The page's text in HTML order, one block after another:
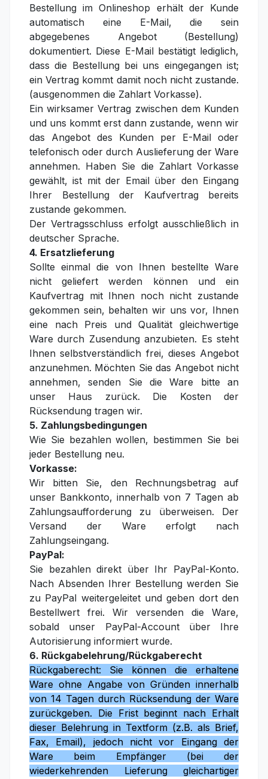
Bestellung im Onlineshop erhält der Kunde
automatisch eine E-Mail, die sein
abgegebenes Angebot (Bestellung)
dokumentiert. Diese E-Mail bestätigt lediglich,
dass die Bestellung bei uns eingegangen ist;
ein Vertrag kommt damit noch nicht zustande.
(ausgenommen die Zahlart Vorkasse).
Ein wirksamer Vertrag zwischen dem Kunden
und uns kommt erst dann zustande, wenn wir
das Angebot des Kunden per E-Mail oder
telefonisch oder durch Auslieferung der Ware
annehmen. Haben Sie die Zahlart Vorkasse
gewählt, ist mit der Email über den Eingang
Ihrer Bestellung der Kaufvertrag bereits
zustande gekommen.
Der Vertragsschluss erfolgt ausschließlich in
deutscher Sprache.
4. Ersatzlieferung
Sollte einmal die von Ihnen bestellte Ware
nicht geliefert werden können und ein
Kaufvertrag mit Ihnen noch nicht zustande
gekommen sein, behalten wir uns vor, Ihnen
eine nach Preis und Qualität gleichwertige
Ware durch Zusendung anzubieten. Es steht
Ihnen selbstverständlich frei, dieses Angebot
anzunehmen. Möchten Sie das Angebot nicht
annehmen, senden Sie die Ware bitte an
unser Haus zurück. Die Kosten der
Rücksendung tragen wir.
5. Zahlungsbedingungen
Wie Sie bezahlen wollen, bestimmen Sie bei
jeder Bestellung neu.
Vorkasse:
Wir bitten Sie, den Rechnungsbetrag auf
unser Bankkonto, innerhalb von 7 Tagen ab
Zahlungsaufforderung zu überweisen. Der
Versand der Ware erfolgt nach
Zahlungseingang.
PayPal:
Sie bezahlen direkt über Ihr PayPal-Konto.
Nach Absenden Ihrer Bestellung werden Sie
zu PayPal weitergeleitet und geben dort den
Bestellwert frei. Wir versenden die Ware,
sobald unser PayPal-Account über Ihre
Autorisierung informiert wurde.
6. Rückgabelehrung/Rückgaberecht
Rückgaberecht: Sie können die erhaltene
Ware ohne Angabe von Gründen innerhalb
von 14 Tagen durch Rücksendung der Ware
zurückgeben. Die Frist beginnt nach Erhalt
dieser Belehrung in Textform (z.B. als Brief,
Fax, Email), jedoch nicht vor Eingang der
Ware beim Empfänger (bei der
wiederkehrenden Lieferung gleichartiger